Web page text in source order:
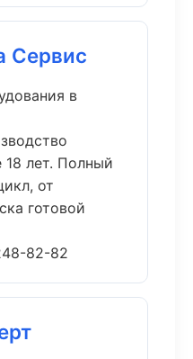
Сервис
в
18 лет. Полный
от
готовой
82-82